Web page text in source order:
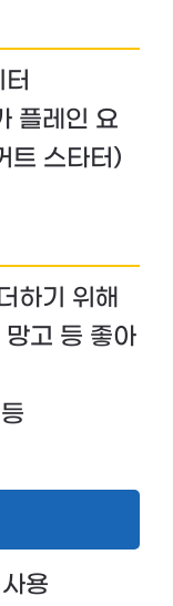
플레인 요
트 스타터)
하기 위해
고 등 좋아
용